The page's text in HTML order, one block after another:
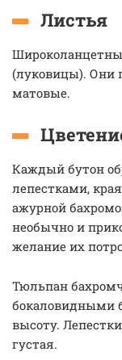
Листья
(луковицы). Они
матовые.
Каждый бутон
лепестками,
ажурной
необычно и
желание их
Тюльпан
бокаловидными
высоту.
густая.